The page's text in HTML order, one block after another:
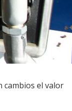
cambios el valor